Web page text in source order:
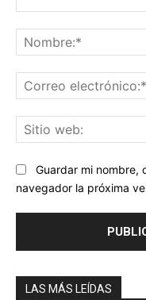
Guardar mi nombre,
navegador la próxima
LAS MÁS LEÍDAS